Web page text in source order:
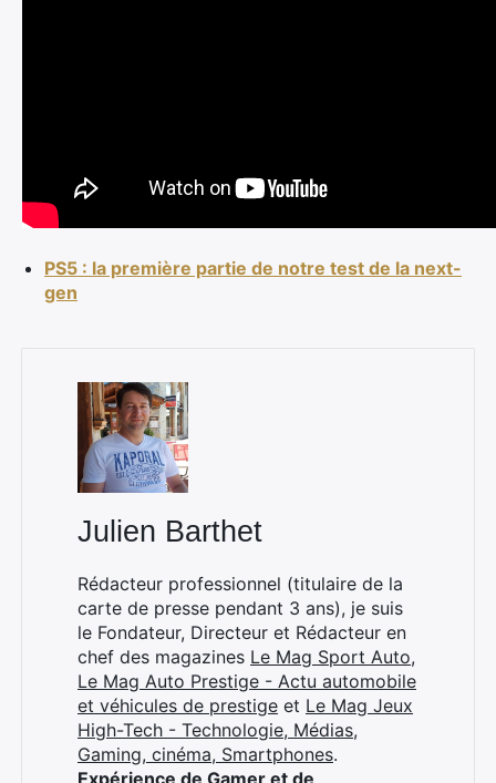
PS5 : la première partie de notre test de la next-
gen
Julien Barthet
Rédacteur professionnel (titulaire de la
carte de presse pendant 3 ans), je suis
le Fondateur, Directeur et Rédacteur en
chef des magazines Le Mag Sport Auto,
Le Mag Auto Prestige - Actu automobile
et véhicules de prestige et Le Mag Jeux
High-Tech - Technologie, Médias,
Gaming, cinéma, Smartphones.
Expérience de Gamer et de